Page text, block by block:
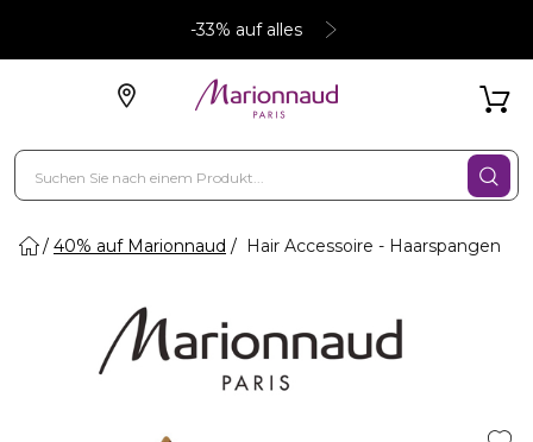
-33% auf alles
40% auf Marionnaud Hair Accessoire - Haarspangen